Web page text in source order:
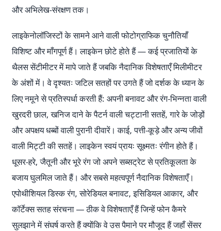
और अभिलेख-संरक्षण तक।
लाइकेनोलॉजिस्टों के सामने आने वाली फोटोग्राफिक चुनौतियाँ
विशिष्ट और माँगपूर्ण हैं। लाइकेन छोटे होते हैं — कई प्रजातियों के
थैलस सेंटीमीटर में मापे जाते हैं जबकि नैदानिक विशेषताएँ मिलीमीटर
के अंशों में। वे दृश्यतः जटिल सतहों पर उगते हैं जो दर्शक के ध्यान के
लिए नमूने से प्रतिस्पर्धा करती हैं: अपनी बनावट और रंग-भिन्नता वाली
खुरदरी छाल, खनिज दाने के पैटर्न वाली चट्टानी सतहें, गारे के जोड़ों
और अपक्षय धब्बों वाली पुरानी दीवारें। काई, पत्ती-कूड़े और अन्य जीवों
वाली मिट्टी की सतहें। लाइकेन स्वयं प्रायः सूक्ष्मतः रंगीन होते हैं।
धूसर-हरे, जैतूनी और भूरे रंग जो अपने सब्सट्रेट से प्रतिकूलता के
बजाय घुलमिल जाते हैं। और सबसे महत्वपूर्ण नैदानिक विशेषताएँ।
एपोथीशियल डिस्क रंग, सोरेडियल बनावट, इसिडियल आकार, और
कॉर्टेक्स सतह संरचना — ठीक वे विशेषताएँ हैं जिन्हें फोन कैमरे
सुलझाने में संघर्ष करते हैं क्योंकि वे उस पैमाने पर मौजूद हैं जहाँ सेंसर